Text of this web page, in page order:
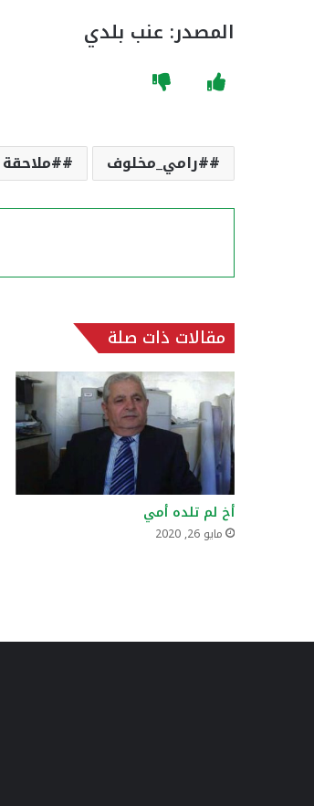
المصدر: عنب بلدي
#رامي_مخلوف #ملاحقة
مقالات ذات صلة
أخ لم تلده أمي
مايو 26, 2020